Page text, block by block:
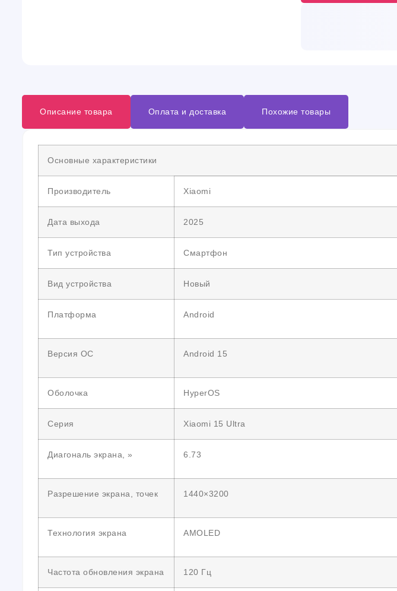
Описание товара Оплата и доставка Похожие товары
Основные характеристики
Производитель Xiaomi
Дата выхода 2025
Тип устройства Смартфон
Вид устройства Новый
Платформа Android
Версия ОС Android 15
Оболочка HyperOS
Серия Xiaomi 15 Ultra
Диагональ экрана, » 6.73
Разрешение экрана, точек 1440×3200
Технология экрана AMOLED
Частота обновления экрана 120 Гц